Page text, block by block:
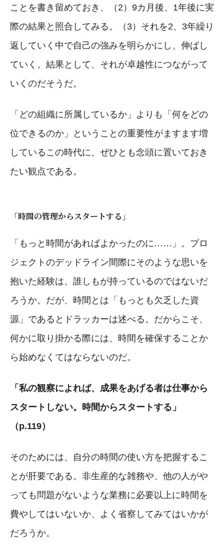
ことを書き留めておき、（2）9カ月後、1年後に実
際の結果と照合してみる。（3）それを2、3年繰り
返していく中で自己の強みを明らかにし、伸ばし
ていく。結果として、それが卓越性につながって
いくのだそうだ。
「どの組織に所属しているか」よりも「何をどの
位できるのか」ということの重要性がますます増
しているこの時代に、ぜひとも念頭に置いておき
たい観点である。
「時間の管理からスタートする」
「もっと時間があればよかったのに……」。プロ
ジェクトのデッドライン間際にそのような思いを
抱いた経験は、誰しもが持っているのではないだ
ろうか。だが、時間とは「もっとも欠乏した資
源」であるとドラッカーは述べる。だからこそ、
何かに取り掛かる際には、時間を確保することか
ら始めなくてはならないのだ。
「私の観察によれば、成果をあげる者は仕事から
スタートしない。時間からスタートする」
（p.119）
そのためには、自分の時間の使い方を把握するこ
とが肝要である。非生産的な雑務や、他の人がや
っても問題がないような業務に必要以上に時間を
費やしてはいないか、よく省察してみてはいかが
だろうか。